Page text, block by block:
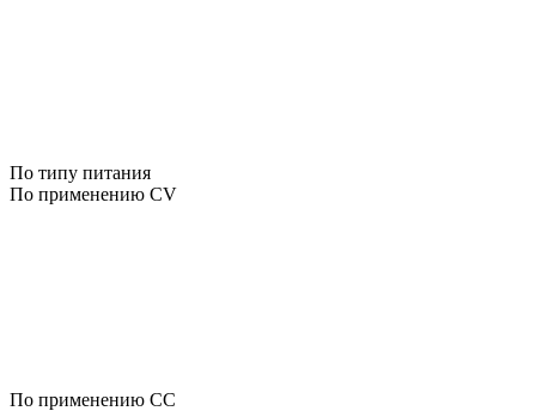
По типу питания
По применению CV
По применению CC